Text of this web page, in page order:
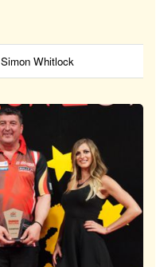
Simon Whitlock